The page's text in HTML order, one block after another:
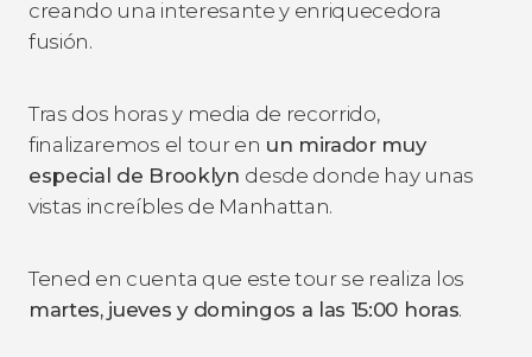
creando una interesante y enriquecedora
fusión.
Tras dos horas y media de recorrido,
finalizaremos el tour en un mirador muy
especial de Brooklyn desde donde hay unas
vistas increíbles de Manhattan.
Tened en cuenta que este tour se realiza los
martes, jueves y domingos a las 15:00 horas.